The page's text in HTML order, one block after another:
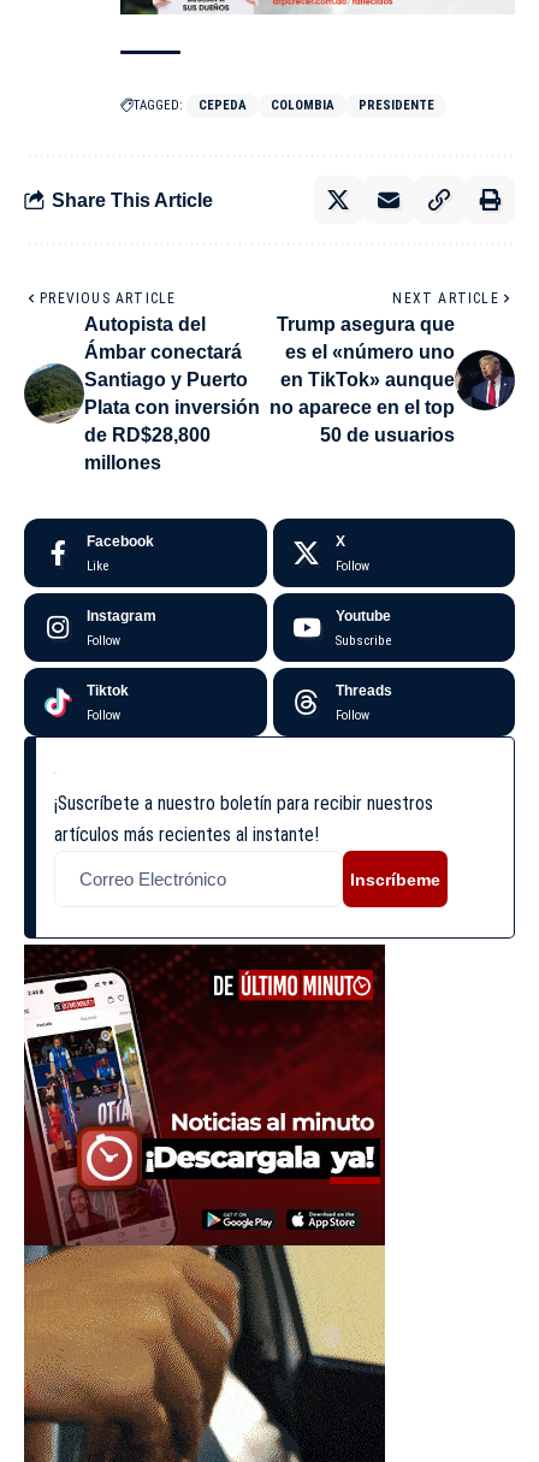
TAGGED: CEPEDA COLOMBIA PRESIDENTE
Share This Article
PREVIOUS ARTICLE
Autopista del
Ámbar conectará
Santiago y Puerto
Plata con inversión
de RD$28,800
millones
NEXT ARTICLE
Trump asegura que
es el «número uno
en TikTok» aunque
no aparece en el top
50 de usuarios
Facebook
Like
X
Follow
Instagram
Follow
Youtube
Subscribe
Tiktok
Follow
Threads
Follow
¡Suscríbete a nuestro boletín para recibir nuestros
artículos más recientes al instante!
Inscríbeme